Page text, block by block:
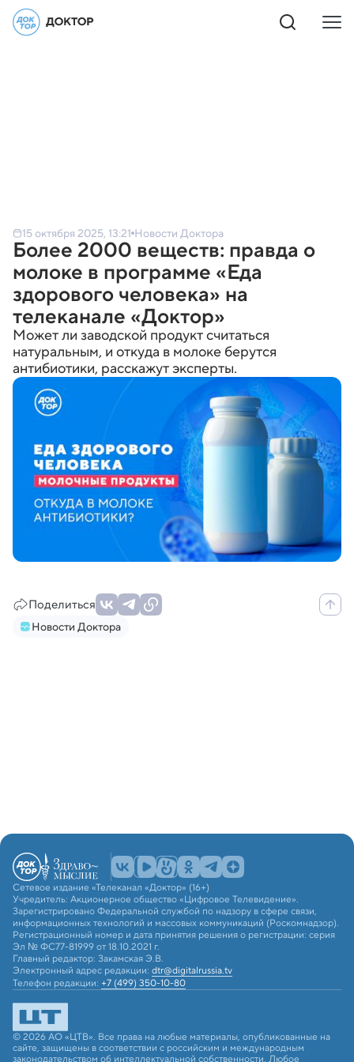
15 октября 2025, 13:21 Новости Доктора
Более 2000 веществ: правда о
молоке в программе «Еда
здорового человека» на
телеканале «Доктор»
Может ли заводской продукт считаться
натуральным, и откуда в молоке берутся
антибиотики, расскажут эксперты.
Поделиться
Новости Доктора
Сетевое издание «Телеканал «Доктор» (16+)
Учредитель: Акционерное общество «Цифровое Телевидение».
Зарегистрировано Федеральной службой по надзору в сфере связи,
информационных технологий и массовых коммуникаций (Роскомнадзор).
Регистрационный номер и дата принятия решения о регистрации: серия
Эл № ФС77-81999 от 18.10.2021 г.
Главный редактор: Закамская Э.В.
Электронный адрес редакции: dtr@digitalrussia.tv
Телефон редакции: +7 (499) 350-10-80
© 2026 АО «ЦТВ». Все права на любые материалы, опубликованные на
сайте, защищены в соответствии с российским и международным
законодательством об интеллектуальной собственности. Любое